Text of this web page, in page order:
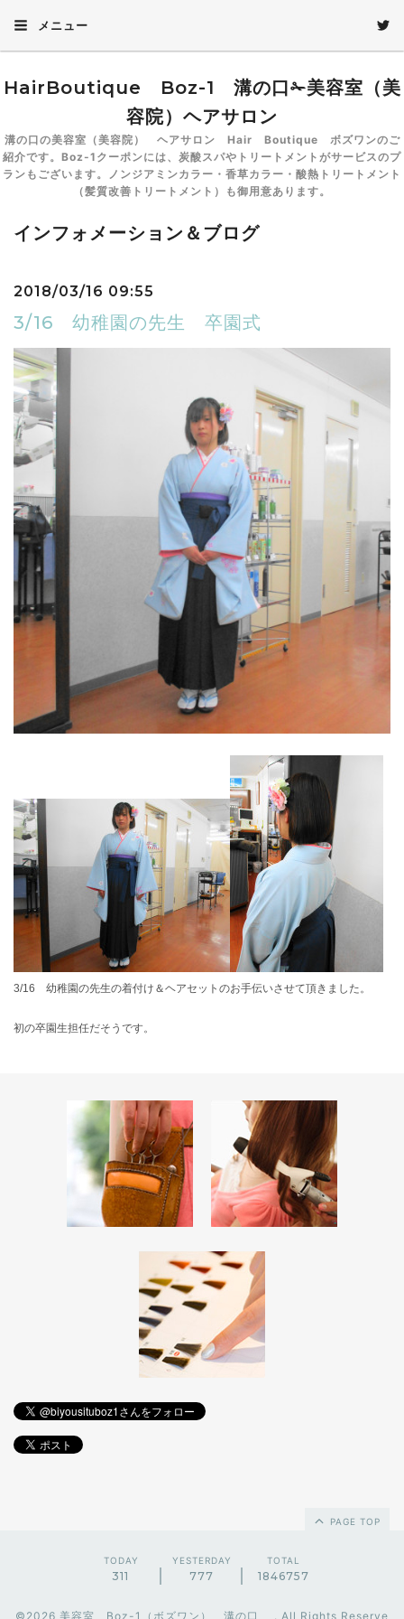
メニュー
HairBoutique Boz-1 溝の口✁美容室（美
容院）ヘアサロン
溝の口の美容室（美容院） ヘアサロン Hair Boutique ボズワンのご
紹介です。Boz-1クーポンには、炭酸スパやトリートメントがサービスのプ
ランもございます。ノンジアミンカラー・香草カラー・酸熱トリートメント
（髪質改善トリートメント）も御用意あります。
インフォメーション＆ブログ
2018/03/16 09:55
3/16 幼稚園の先生 卒園式
3/16 幼稚園の先生の着付け＆ヘアセットのお手伝いさせて頂きました。
初の卒園生担任だそうです。
PAGE TOP
TODAY
311
YESTERDAY
777
TOTAL
1846757
©2026 美容室 Boz-1（ボズワン） 溝の口 . All Rights Reserve